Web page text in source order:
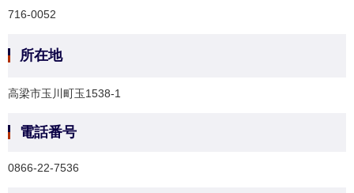
716-0052
所在地
高梁市玉川町玉1538-1
電話番号
0866-22-7536